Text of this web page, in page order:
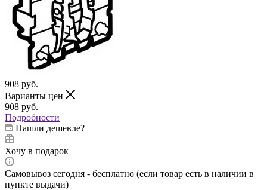
908 руб.
Варианты цен
908 руб.
Подробности
Нашли дешевле?
Хочу в подарок
Самовывоз сегодня - бесплатно (если товар есть в наличии в
пункте выдачи)